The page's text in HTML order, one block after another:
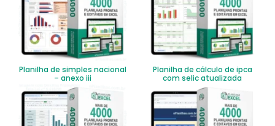
Planilha de simples nacional
– anexo iii
Planilha de cálculo de ipca
com selic atualizada